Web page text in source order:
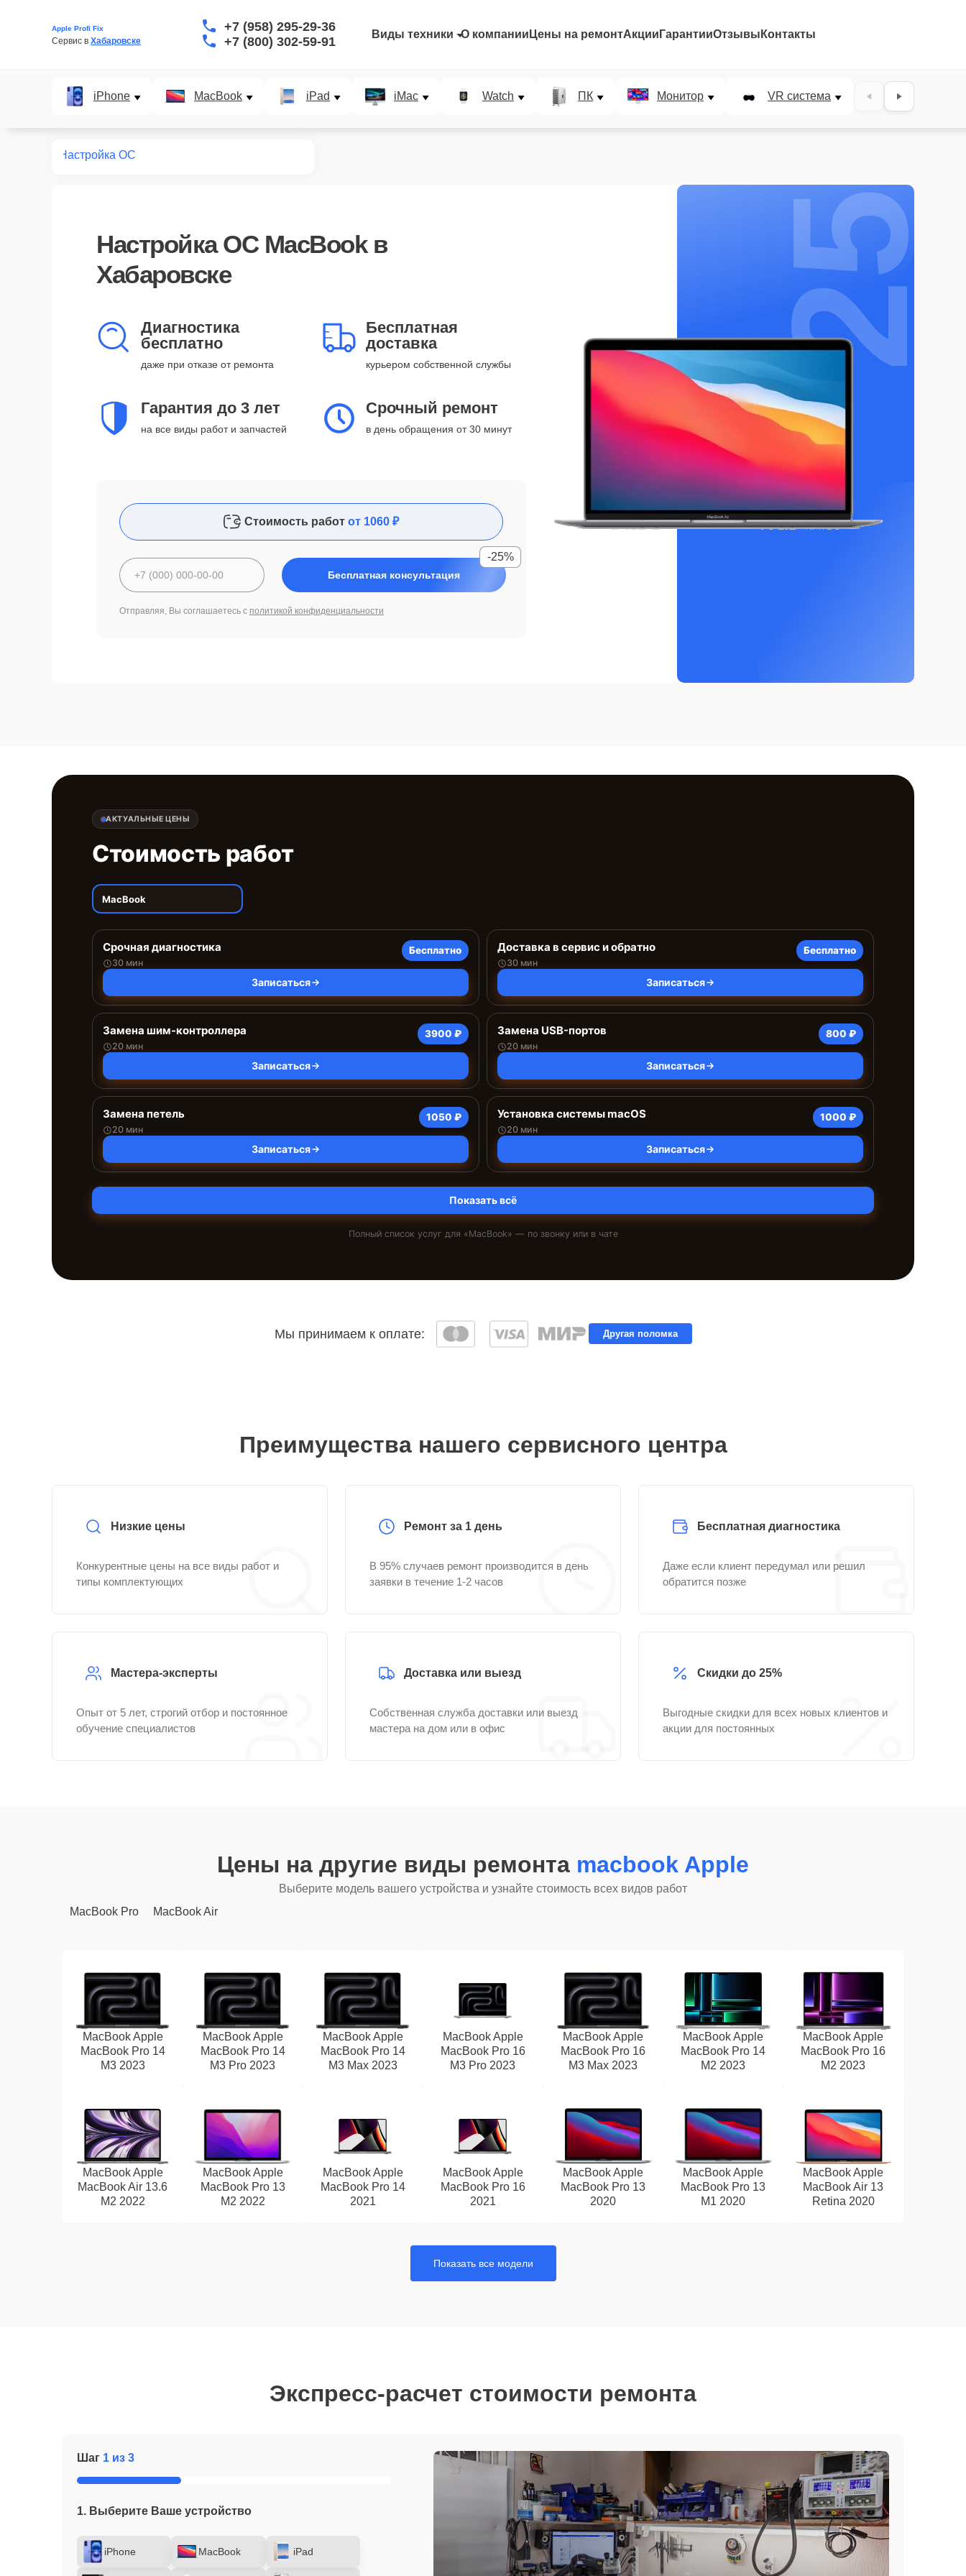
Apple Profi Fix
Сервис в Хабаровске
+7 (958) 295-29-36
+7 (800) 302-59-91
Виды техники О компании Цены на ремонтАкции ГарантииОтзывы Контакты
iPhone MacBook iPad iMac Watch ПК Монитор VR система Наушники
Настройка ОС
Настройка ОС MacBook в
Хабаровске
Диагностика
бесплатно
даже при отказе от ремонта
Бесплатная
доставка
курьером собственной службы
Гарантия до 3 лет
на все виды работ и запчастей
Срочный ремонт
в день обращения от 30 минут
Стоимость работ от 1060 ₽
Бесплатная консультация
-25%
Отправляя, Вы соглашаетесь с политикой конфиденциальности
25%
АКТУАЛЬНЫЕ ЦЕНЫ
Стоимость работ
MacBook
Срочная диагностика
30 мин
Бесплатно
Записаться
Доставка в сервис и обратно
30 мин
Бесплатно
Записаться
Замена шим-контроллера
20 мин
3900 ₽
Записаться
Замена USB-портов
20 мин
800 ₽
Записаться
Замена петель
20 мин
1050 ₽
Записаться
Установка системы macOS
20 мин
1000 ₽
Записаться
Показать всё
Полный список услуг для «MacBook» — по звонку или в чате
Мы принимаем к оплате: Другая поломка
Преимущества нашего сервисного центра
Низкие цены
Конкурентные цены на все виды работ и
типы комплектующих
Ремонт за 1 день
В 95% случаев ремонт производится в день
заявки в течение 1-2 часов
Бесплатная диагностика
Даже если клиент передумал или решил
обратится позже
Мастера-эксперты
Опыт от 5 лет, строгий отбор и постоянное
обучение специалистов
Доставка или выезд
Собственная служба доставки или выезд
мастера на дом или в офис
Скидки до 25%
Выгодные скидки для всех новых клиентов и
акции для постоянных
Цены на другие виды ремонта macbook Apple
Выберите модель вашего устройства и узнайте стоимость всех видов работ
MacBook Pro
MacBook Air
MacBook Apple
MacBook Pro 14
M3 2023
MacBook Apple
MacBook Pro 14
M3 Pro 2023
MacBook Apple
MacBook Pro 14
M3 Max 2023
MacBook Apple
MacBook Pro 16
M3 Pro 2023
MacBook Apple
MacBook Pro 16
M3 Max 2023
MacBook Apple
MacBook Pro 14
M2 2023
MacBook Apple
MacBook Pro 16
M2 2023
MacBook Apple
MacBook Air 13.6
M2 2022
MacBook Apple
MacBook Pro 13
M2 2022
MacBook Apple
MacBook Pro 14
2021
MacBook Apple
MacBook Pro 16
2021
MacBook Apple
MacBook Pro 13
2020
MacBook Apple
MacBook Pro 13
M1 2020
MacBook Apple
MacBook Air 13
Retina 2020
Показать все модели
Экспресс-расчет стоимости ремонта
Шаг 1 из 3
1. Выберите Ваше устройство
iPhone MacBook iPad